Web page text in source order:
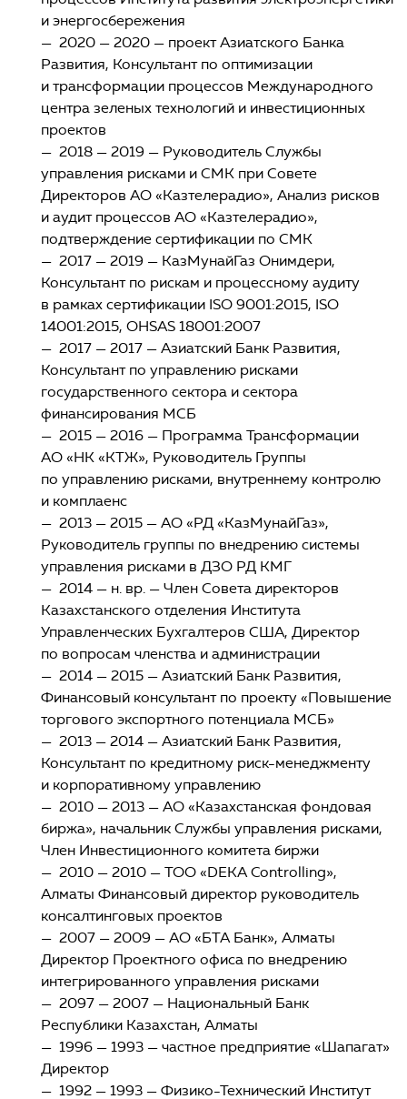
и энергосбережения
— 2020 — 2020 — проект Азиатского Банка
Развития, Консультант по оптимизации
и трансформации процессов Международного
центра зеленых технологий и инвестиционных
проектов
— 2018 — 2019 — Руководитель Службы
управления рисками и СМК при Совете
Директоров АО «Казтелерадио», Анализ рисков
и аудит процессов АО «Казтелерадио»,
подтверждение сертификации по СМК
— 2017 — 2019 — КазМунайГаз Онимдери,
Консультант по рискам и процессному аудиту
в рамках сертификации ISO 9001:2015, ISO
14001:2015, OHSAS 18001:2007
— 2017 — 2017 — Азиатский Банк Развития,
Консультант по управлению рисками
государственного сектора и сектора
финансирования МСБ
— 2015 — 2016 — Программа Трансформации
АО «НК «КТЖ», Руководитель Группы
по управлению рисками, внутреннему контролю
и комплаенс
— 2013 — 2015 — АО «РД «КазМунайГаз»,
Руководитель группы по внедрению системы
управления рисками в ДЗО РД КМГ
— 2014 — н. вр. — Член Совета директоров
Казахстанского отделения Института
Управленческих Бухгалтеров США, Директор
по вопросам членства и администрации
— 2014 — 2015 — Азиатский Банк Развития,
Финансовый консультант по проекту «Повышение
торгового экспортного потенциала МСБ»
— 2013 — 2014 — Азиатский Банк Развития,
Консультант по кредитному риск-менеджменту
и корпоративному управлению
— 2010 — 2013 — АО «Казахстанская фондовая
биржа», начальник Службы управления рисками,
Член Инвестиционного комитета биржи
— 2010 — 2010 — ТОО «DEKA Controlling»,
Алматы Финансовый директор руководитель
консалтинговых проектов
— 2007 — 2009 — АО «БТА Банк», Алматы
Директор Проектного офиса по внедрению
интегрированного управления рисками
— 2097 — 2007 — Национальный Банк
Республики Казахстан, Алматы
— 1996 — 1993 — частное предприятие «Шапагат»
Директор
— 1992 — 1993 — Физико-Технический Институт